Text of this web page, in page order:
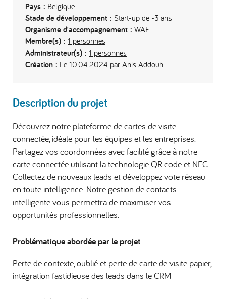
Pays : Belgique
Stade de développement : Start-up de -3 ans
Organisme d'accompagnement : WAF
Membre(s) : 1 personnes
Administrateur(s) : 1 personnes
Création : Le 10.04.2024 par Anis Addouh
Description du projet
Découvrez notre plateforme de cartes de visite
connectée, idéale pour les équipes et les entreprises.
Partagez vos coordonnées avec facilité grâce à notre
carte connectée utilisant la technologie QR code et NFC.
Collectez de nouveaux leads et développez vote réseau
en toute intelligence. Notre gestion de contacts
intelligente vous permettra de maximiser vos
opportunités professionnelles.
Problématique abordée par le projet
Perte de contexte, oublié et perte de carte de visite papier,
intégration fastidieuse des leads dans le CRM